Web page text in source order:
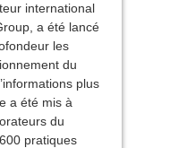
international
a été lancé
les
du
plus
a été mis à
du
pratiques